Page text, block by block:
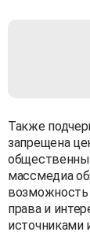
Также
запрещена
массмедиа
возможность
права и
источниками